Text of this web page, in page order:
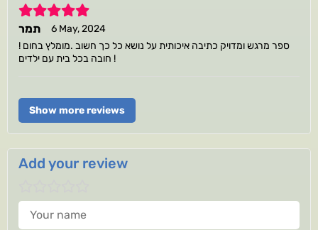
5
תמר
6 May, 2024
ספר מרגש ומדויק כתיבה איכותית על נושא כל כך חשוב .מומלץ בחום !
חובה בכל בית עם ילדים !
Show more reviews
Add your review
Your name